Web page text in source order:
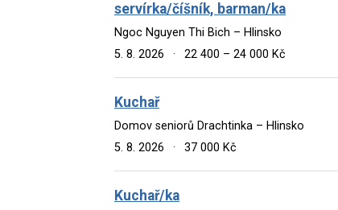
servírka/číšník, barman/ka
Ngoc Nguyen Thi Bich – Hlinsko
5. 8. 2026
· 22 400 – 24 000 Kč
Kuchař
Domov seniorů Drachtinka – Hlinsko
5. 8. 2026
· 37 000 Kč
Kuchař/ka